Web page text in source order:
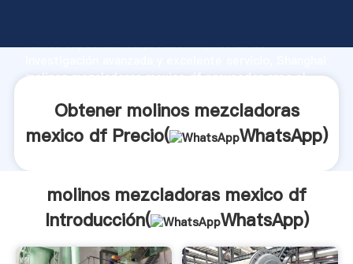
fuerte capacidad de producción, fuerza de
molinos mezcladoras mexico df proveedor crea el
Obtener molinos mezcladoras
mexico df Precio(
WhatsApp)
molinos mezcladoras mexico df
Introducción(
WhatsApp)